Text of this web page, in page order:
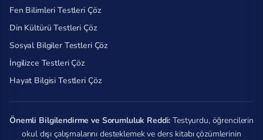
Fen Bilimleri Testleri Çöz
Din Kültürü Testleri Çöz
Sosyal Bilgiler Testleri Çöz
İngilizce Testleri Çöz
Hayat Bilgisi Testleri Çöz
Önemli Bilgilendirme ve Sorumluluk Reddi: Testyurdu, öğrencilerin
okul dışı çalışmalarını desteklemek ve ders kitabı çözümlerinin